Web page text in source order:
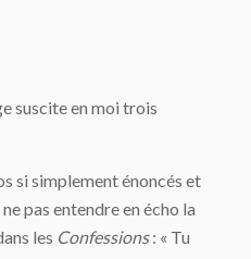
suscite en moi trois
si simplement énoncés et
pas entendre en écho la
les Confessions: « Tu